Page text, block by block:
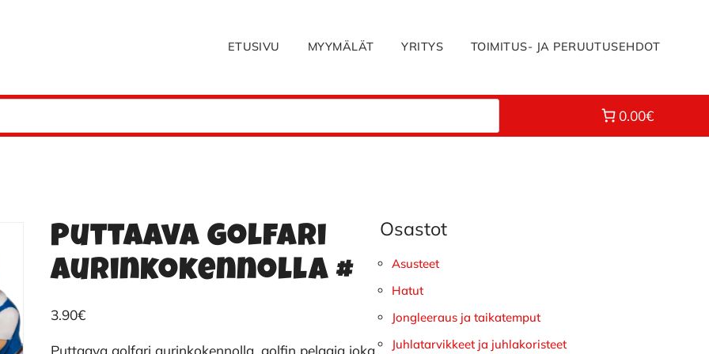
ETUSIVU MYYMÄLÄT YRITYS TOIMITUS- JA PERUUTUSEHDOT
0.00€
Puttaava golfari
aurinkokennolla #
3.90€
Puttaava golfari aurinkokennolla, golfin pelaaja joka
Ensisijainen
sivupalkki
Osastot
Asusteet
Hatut
Jongleeraus ja taikatemput
Juhlatarvikkeet ja juhlakoristeet